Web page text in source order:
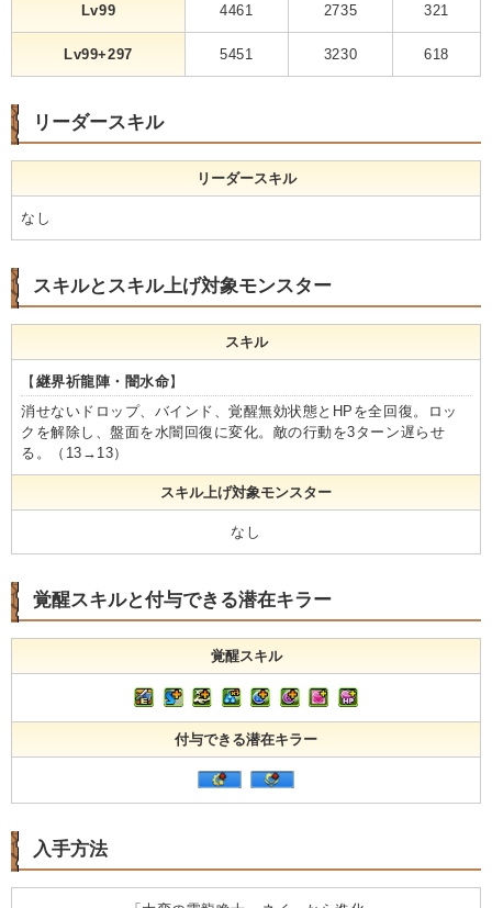
Lv99 4461 2735 321
Lv99+297 5451 3230 618
リーダースキル
リーダースキル
なし
スキルとスキル上げ対象モンスター
スキル
【継界祈龍陣・闇水命】
消せないドロップ、バインド、覚醒無効状態とHPを全回復。ロッ
クを解除し、盤面を水闇回復に変化。敵の行動を3ターン遅らせ
る。（13→13）
スキル上げ対象モンスター
なし
覚醒スキルと付与できる潜在キラー
覚醒スキル
付与できる潜在キラー
入手方法